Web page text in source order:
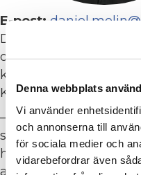
Denna webbplats
Vi använder
och annonserna till
för sociala medier och
vidarebefordrar även
E-post:
Daniel Melin har
olika positioner i
känner folk igen
Kärcher.
– Jag brinner för
som helhet, men
hållbarhet och social
arbetsplatser. Jag har